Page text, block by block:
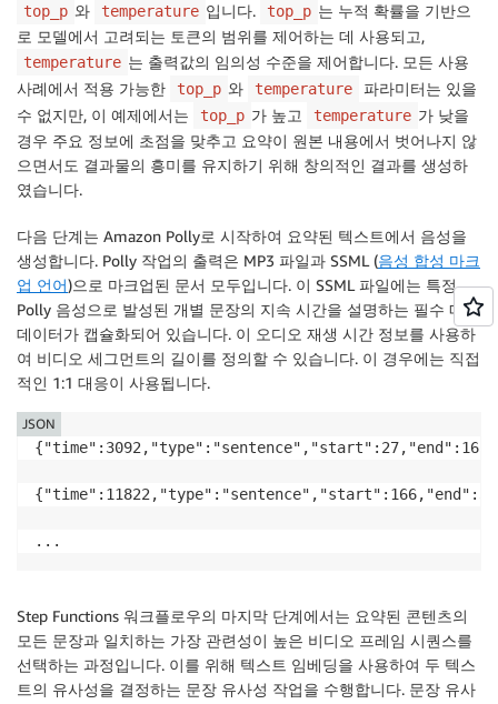
top_p 와 temperature 입니다. top_p 는 누적 확률을 기반으
로 모델에서 고려되는 토큰의 범위를 제어하는 데 사용되고,
temperature 는 출력값의 임의성 수준을 제어합니다. 모든 사용
사례에서 적용 가능한
top_p 와 temperature
파라미터는 있을
수 없지만, 이 예제에서는
top_p 가 높고 temperature 가 낮을
경우 주요 정보에 초점을 맞추고 요약이 원본 내용에서 벗어나지 않
으면서도 결과물의 흥미를 유지하기 위해 창의적인 결과를 생성하
였습니다.
다음 단계는 Amazon Polly로 시작하여 요약된 텍스트에서 음성을
생성합니다. Polly 작업의 출력은 MP3 파일과 SSML (음성 합성 마크
업 언어)으로 마크업된 문서 모두입니다. 이 SSML 파일에는 특정
Polly 음성으로 발성된 개별 문장의 지속 시간을 설명하는 필수 메타
데이터가 캡슐화되어 있습니다. 이 오디오 재생 시간 정보를 사용하
여 비디오 세그먼트의 길이를 정의할 수 있습니다. 이 경우에는 직접
적인 1:1 대응이 사용됩니다.
JSON
Step Functions 워크플로우의 마지막 단계에서는 요약된 콘텐츠의
모든 문장과 일치하는 가장 관련성이 높은 비디오 프레임 시퀀스를
선택하는 과정입니다. 이를 위해 텍스트 임베딩을 사용하여 두 텍스
트의 유사성을 결정하는 문장 유사성 작업을 수행합니다. 문장 유사